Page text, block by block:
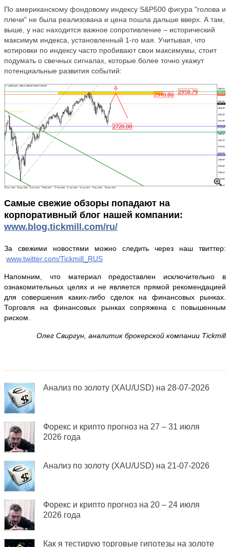
По американскому фондовому индексу S&P500 фигура "голова и
плечи" не была реализована и цена пошла дальше вверх. А там,
выше, у нас находится важное сопротивление – исторический
максимум индекса, установленный 1-го мая. Учитывая, что
котировки по индексу часто пробивают свои максимумы, стоит
подумать о свечных сигналах, которые более точно укажут
потенциальные развития событий:
Самые свежие обзоры попадают на
корпоративный блог нашей компании:
www.blog.tickmill.com/ru/
За свежими новостями можно следить через наш твиттер:
www.twitter.com/Tickmill_RUS
Напомним, что материал предоставлен исключительно в
ознакомительных целях и не является прямой рекомендацией
для совершения каких-либо сделок на финансовых рынках.
Торговля на финансовых рынках сопряжена с повышенным
риском.
Олег Свиргун, аналитик брокерской компании Tickmill
Анализ по золоту (XAU/USD) на 28-07-2026
Форекс и крипто прогноз на 27 – 31 июля
2026 года
Анализ по золоту (XAU/USD) на 21-07-2026
Форекс и крипто прогноз на 20 – 24 июля
2026 года
Как я тестирую торговые гипотезы на золоте